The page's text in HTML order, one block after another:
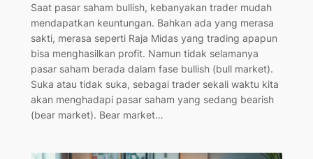
Saat pasar saham bullish, kebanyakan trader mudah
mendapatkan keuntungan. Bahkan ada yang merasa
sakti, merasa seperti Raja Midas yang trading apapun
bisa menghasilkan profit. Namun tidak selamanya
pasar saham berada dalam fase bullish (bull market).
Suka atau tidak suka, sebagai trader sekali waktu kita
akan menghadapi pasar saham yang sedang bearish
(bear market). Bear market…